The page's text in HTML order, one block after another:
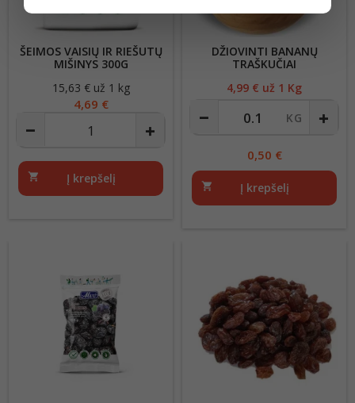
ŠEIMOS VAISIŲ IR RIEŠUTŲ
MIŠINYS 300G
Kaina
15,63 € už 1 kg
4,69 €
shopping_cart Į krepšelį
DŽIOVINTI BANANŲ
TRAŠKUČIAI
Kaina
4,99 € už 1 Kg
0,50 €
shopping_cart Į krepšelį